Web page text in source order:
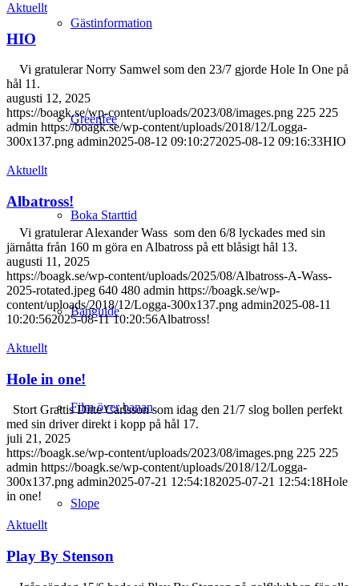
Gästinformation
Greenfee
Boka Starttid
Banguide
Film över banan
Slope
Aktuellt
HIO
Vi gratulerar Norry Samwel som den 23/7 gjorde Hole In One på
hål 11.
augusti 12, 2025
https://boagk.se/wp-content/uploads/2023/08/images.png 225 225
admin https://boagk.se/wp-content/uploads/2018/12/Logga-
300x137.png admin2025-08-12 09:10:272025-08-12 09:16:33HIO
Aktuellt
Albatross!
Vi gratulerar Alexander Wass som den 6/8 lyckades med sin
järnåtta från 160 m göra en Albatross på ett blåsigt hål 13.
augusti 11, 2025
https://boagk.se/wp-content/uploads/2025/08/Albatross-A-Wass-
2025-rotated.jpeg 640 480 admin https://boagk.se/wp-
content/uploads/2018/12/Logga-300x137.png admin2025-08-11
10:20:562025-08-11 10:20:56Albatross!
Aktuellt
Hole in one!
Stort Grattis Ditte Carlsson som idag den 21/7 slog bollen perfekt
med sin driver direkt i kopp på hål 17.
juli 21, 2025
https://boagk.se/wp-content/uploads/2023/08/images.png 225 225
admin https://boagk.se/wp-content/uploads/2018/12/Logga-
300x137.png admin2025-07-21 12:54:182025-07-21 12:54:18Hole
in one!
Aktuellt
Play By Stenson